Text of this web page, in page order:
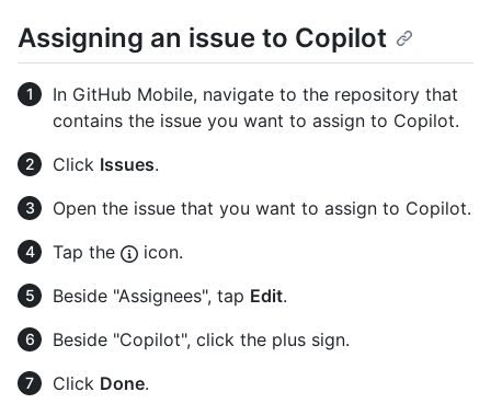
Assigning an issue to Copilot
In GitHub Mobile, navigate to the repository that
contains the issue you want to assign to Copilot.
Click Issues.
Open the issue that you want to assign to Copilot.
Tap the
icon.
Beside "Assignees", tap Edit.
Beside "Copilot", click the plus sign.
Click Done.